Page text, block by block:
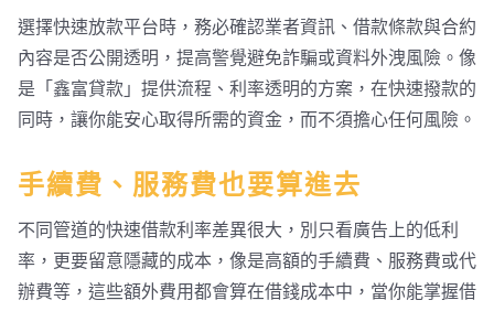
選擇快速放款平台時，務必確認業者資訊、借款條款與合約
內容是否公開透明，提高警覺避免詐騙或資料外洩風險。像
是「鑫富貸款」提供流程、利率透明的方案，在快速撥款的
同時，讓你能安心取得所需的資金，而不須擔心任何風險。
手續費、服務費也要算進去
不同管道的快速借款利率差異很大，別只看廣告上的低利
率，更要留意隱藏的成本，像是高額的手續費、服務費或代
辦費等，這些額外費用都會算在借錢成本中，當你能掌握借